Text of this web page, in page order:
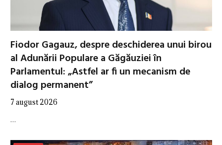
Fiodor Gagauz, despre deschiderea unui birou
al Adunării Populare a Găgăuziei în
Parlamentul: „Astfel ar fi un mecanism de
dialog permanent”
7 august 2026
…